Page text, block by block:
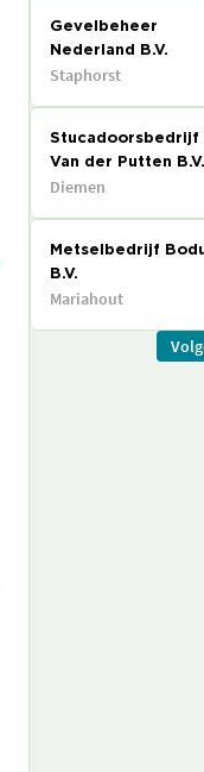
Gevelbeheer
Nederland B.V.
Staphorst
Stucadoorsbedrijf
Van der Putten B.V.
Diemen
Metselbedrijf
B.V.
Mariahout